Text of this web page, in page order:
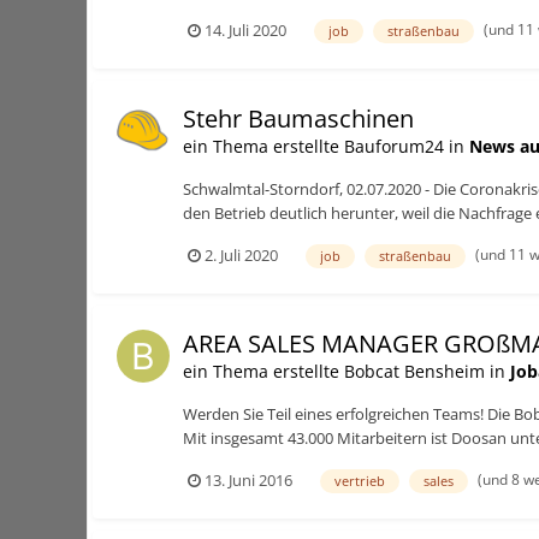
14. Juli 2020 job straßenbau (und
Stehr Baumaschinen
ein Thema erstellte Bauforum24 in News
Schwalmtal-Storndorf, 02.07.2020 - Die
den Betrieb deutlich herunter, weil die
2. Juli 2020
job straßenbau (und 11
AREA SALES MANAGER
ein Thema erstellte Bobcat Bensheim in
Werden Sie Teil eines erfolgreichen Teams! Die
Mit insgesamt 43.000 Mitarbeitern ist Doosan
13. Juni 2016
vertrieb sales (und 8